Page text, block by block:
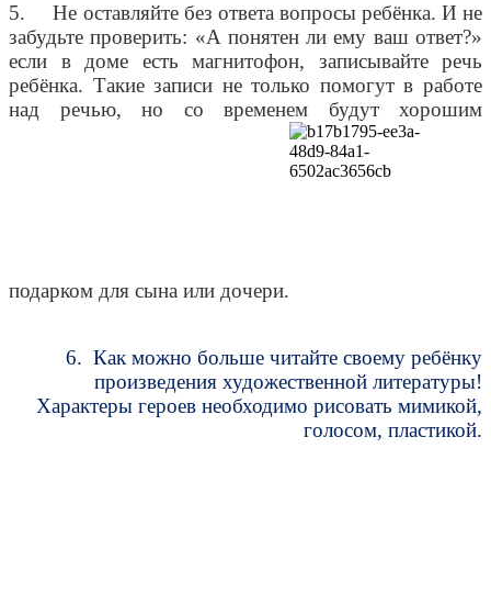
5. Не оставляйте без ответа вопросы ребёнка. И не
забудьте проверить: «А понятен ли ему ваш ответ?»
если в доме есть магнитофон, записывайте речь
ребёнка. Такие записи не только помогут в работе
над речью, но со временем будут хорошим
подарком для сына или дочери.
6. Как можно больше читайте своему ребёнку
произведения художественной литературы!
Характеры героев необходимо рисовать мимикой,
голосом, пластикой.